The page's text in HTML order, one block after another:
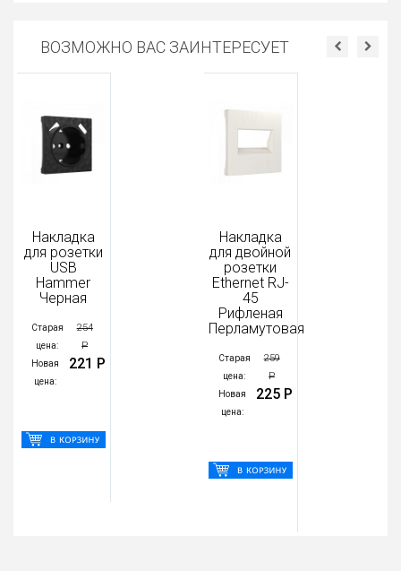
ВОЗМОЖНО ВАС ЗАИНТЕРЕСУЕТ
Накладка
розетки
USB
Hammer
Черная
Старая
254
Р
Новая
221 Р
Накладка
для двойной
розетки
Еthernet RJ-
Рифленая
Перламутовая
Старая
259
Р
Новая
225 Р